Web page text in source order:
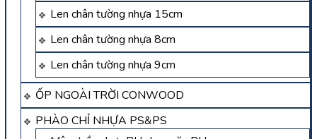
Len chân tường nhựa 15cm
Len chân tường nhựa 8cm
Len chân tường nhựa 9cm
ỐP NGOÀI TRỜI CONWOOD
PHÀO CHỈ NHỰA PS&PS